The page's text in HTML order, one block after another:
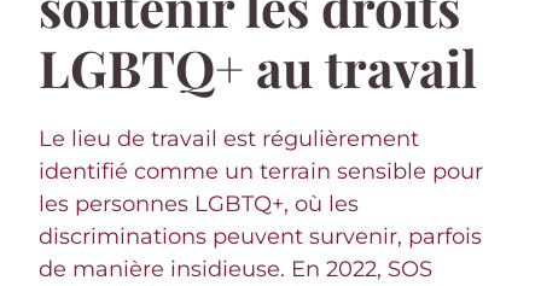
LGBTQ+ au travail
Le lieu de travail est régulièrement
identifié comme un terrain sensible pour
les personnes LGBTQ+, où les
discriminations peuvent survenir, parfois
de manière insidieuse. En 2022, SOS